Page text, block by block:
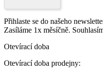
Přihlaste se do našeho
Zasíláme 1x měsíčně.
Otevírací doba
Otevírací doba prodejny: